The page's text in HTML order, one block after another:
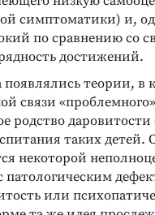
симптоматики) и,
по сравнению со
достижений.
теории, в
связи
родство
таких детей.
некоторой
патологическим
или